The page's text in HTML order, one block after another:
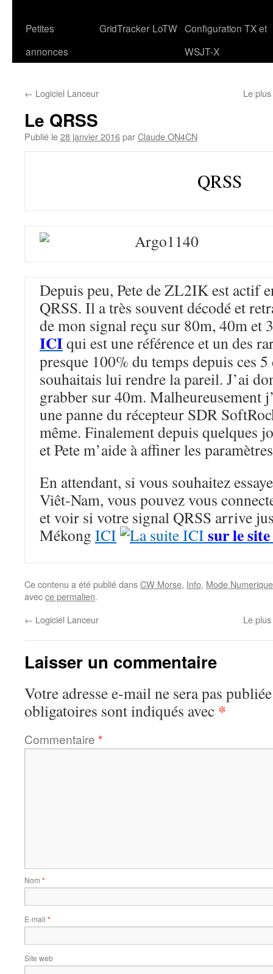
Petites
annonces
GridTracker LoTW Configuration TX et
WSJT-X
← Logiciel Lanceur Le
Le QRSS
Publié le28 janvier 2016parClaude ON4CN
QRSS
Depuis peu, Pete de ZL2IK est actif
QRSS. Il a très souvent décodé et
de mon signal reçu sur 80m, 40m et
ICIqui est une référence et un des
presque 100% du temps depuis ces 5
souhaitais lui rendre la pareil. J’ai
grabber sur 40m. Malheureusement
une panne du récepteur SDR
même. Finalement depuis quelques
et Pete m’aide à affiner les
En attendant, si vous souhaitez
Viêt-Nam, vous pouvez vous
et voir si votre signal QRSS arrive
Mékong ICI sur le
Ce contenu a été publié dansCW Morse, Info, Mode Numerique
avecce permalien.
← Logiciel Lanceur Le
Laisser un commentaire
Votre adresse e-mail ne sera pas
obligatoires sont indiqués avec *
Commentaire *
Nom *
E-mail *
Site web